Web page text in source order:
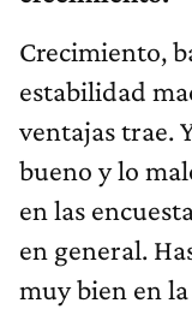
Crecimiento,
estabilidad
ventajas trae.
bueno y lo
en las
en general.
muy bien en